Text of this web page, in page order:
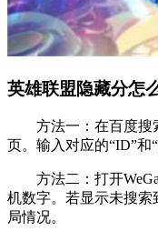
英雄联盟隐藏分怎
方法一：在百度搜索
页。输入对应的“ID”和
方法二：打开
机数字。若显示未搜
局情况。